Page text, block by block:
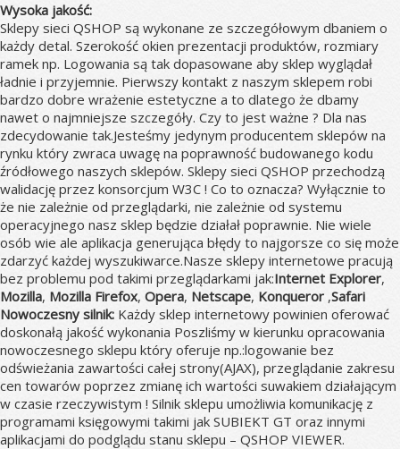
Wysoka jakość:
Sklepy sieci QSHOP są wykonane ze szczegółowym dbaniem o
każdy detal. Szerokość okien prezentacji produktów, rozmiary
ramek np. Logowania są tak dopasowane aby sklep wyglądał
ładnie i przyjemnie. Pierwszy kontakt z naszym sklepem robi
bardzo dobre wrażenie estetyczne a to dlatego że dbamy
nawet o najmniejsze szczegóły. Czy to jest ważne ? Dla nas
zdecydowanie tak.Jesteśmy jedynym producentem sklepów na
rynku który zwraca uwagę na poprawność budowanego kodu
źródłowego naszych sklepów. Sklepy sieci QSHOP przechodzą
walidację przez konsorcjum W3C ! Co to oznacza? Wyłącznie to
że nie zależnie od przeglądarki, nie zależnie od systemu
operacyjnego nasz sklep będzie działał poprawnie. Nie wiele
osób wie ale aplikacja generująca błędy to najgorsze co się może
zdarzyć każdej wyszukiwarce.Nasze sklepy internetowe pracują
bez problemu pod takimi przeglądarkami jak:Internet Explorer,
Mozilla, Mozilla Firefox, Opera, Netscape, Konqueror ,Safari
Nowoczesny silnik: Każdy sklep internetowy powinien oferować
doskonałą jakość wykonania Poszliśmy w kierunku opracowania
nowoczesnego sklepu który oferuje np.:logowanie bez
odświeżania zawartości całej strony(AJAX), przeglądanie zakresu
cen towarów poprzez zmianę ich wartości suwakiem działającym
w czasie rzeczywistym ! Silnik sklepu umożliwia komunikację z
programami księgowymi takimi jak SUBIEKT GT oraz innymi
aplikacjami do podglądu stanu sklepu – QSHOP VIEWER.